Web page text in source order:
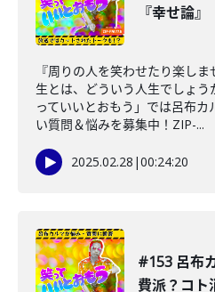
『幸せ論』
『周りの人を笑わせたり楽し
生とは、どういう人生でしょ
っていいとおもう」では呂布
い質問＆悩みを募集中！ZIP-...
2025.02.28 |00:24:20
#153 呂布
費派？コト